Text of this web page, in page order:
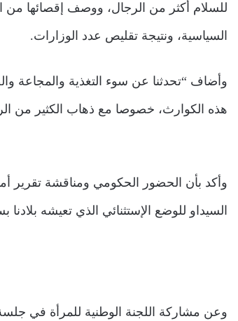
للسلام أكثر من الرجال، ووصف إقصائها من
السياسية، ونتيجة تقليص عدد الوزارات.
وأضاف “تحدثنا عن سوء التغذية والمجاعة
هذه الكوارث، خصوصا مع ذهاب الكثير من
وأكد بأن الحضور الحكومي ومناقشة تقرير
السيداو للوضع الإستثنائي الذي تعيشه
وعن مشاركة اللجنة الوطنية للمرأة في